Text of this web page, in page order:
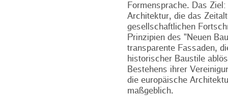
Formensprache. Das
Architektur, die das
gesellschaftlichen
Prinzipien des "Neuen
transparente Fassaden,
historischer Baustile
Bestehens ihrer
die europäische
maßgeblich.